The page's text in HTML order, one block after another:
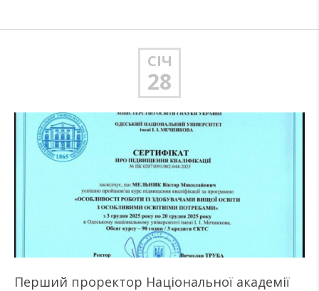
СІЧ
28
Перший проректор Національної академії